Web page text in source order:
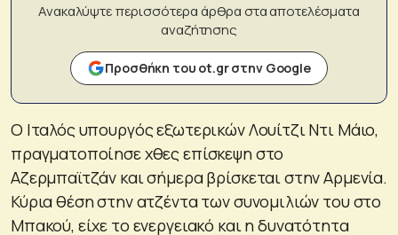
Ανακαλύψτε περισσότερα άρθρα στα αποτελέσματα
αναζήτησης
Προσθήκη του ot.gr στην Google
Ο Ιταλός υπουργός εξωτερικών Λουίτζι Ντι Μάιο,
πραγματοποίησε χθες επίσκεψη στο
Αζερμπαϊτζάν και σήμερα βρίσκεται στην Αρμενία.
Κύρια θέση στην ατζέντα των συνομιλιών του στο
Μπακού, είχε το ενεργειακό και η δυνατότητα